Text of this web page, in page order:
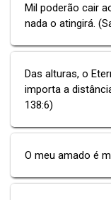
Mil poderão cair
nada o atingirá.
Das alturas, o
importa a
138:6)
O meu amado é